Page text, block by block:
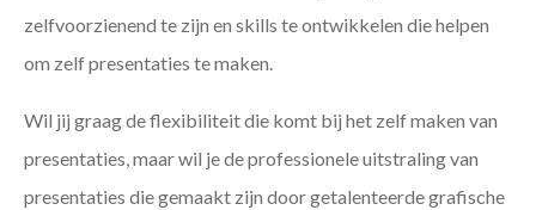
zelfvoorzienend te zijn en skills te ontwikkelen die helpen
om zelf presentaties te maken.
Wil jij graag de flexibiliteit die komt bij het zelf maken van
presentaties, maar wil je de professionele uitstraling van
presentaties die gemaakt zijn door getalenteerde grafische